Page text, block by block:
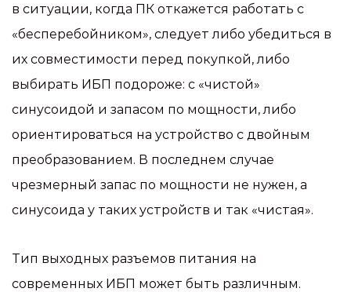
в ситуации, когда ПК откажется работать с
«бесперебойником», следует либо убедиться в
их совместимости перед покупкой, либо
выбирать ИБП подороже: с «чистой»
синусоидой и запасом по мощности, либо
ориентироваться на устройство с двойным
преобразованием. В последнем случае
чрезмерный запас по мощности не нужен, а
синусоида у таких устройств и так «чистая».
Тип выходных разъемов питания на
современных ИБП может быть различным.